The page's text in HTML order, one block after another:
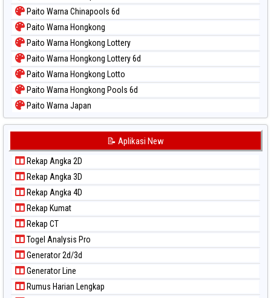
Paito Warna Chinapools 6d
Paito Warna Hongkong
Paito Warna Hongkong Lottery
Paito Warna Hongkong Lottery 6d
Paito Warna Hongkong Lotto
Paito Warna Hongkong Pools 6d
Paito Warna Japan
Paito Warna Japan 6d
Paito Warna Kuda Lari
Paito Warna Magnum Cambodia
Paito Warna Nagoya
Paito Warna New York Midday
Paito Warna North Carolina Day
Paito Warna Pcso
Paito Warna Pennsylvania Day
Paito Warna Sao Paulo
Paito Warna Singapore
Paito Warna Sydney
📝 Aplikasi New
Rekap Angka 2D
Rekap Angka 3D
Rekap Angka 4D
Rekap Kumat
Rekap CT
Togel Analysis Pro
Generator 2d/3d
Generator Line
Rumus Harian Lengkap